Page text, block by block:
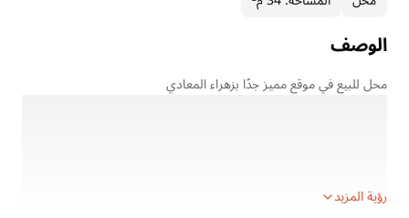
الوصف
محل للبيع في موقع مميز جدًا بزهراء المعادي
رؤية المزيد